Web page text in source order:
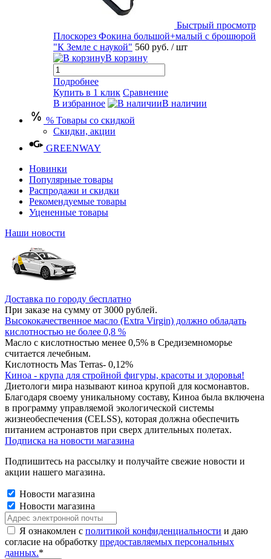
Быстрый просмотр
Плоскорез Фокина большой+малый с брошюрой
"К Земле с наукой" 560 руб. / шт
В корзину
Подробнее
Купить в 1 клик Сравнение
В избранное
В наличии
% Товары со скидкой
Скидки, акции
GREENWAY
Новинки
Популярные товары
Распродажи и скидки
Рекомендуемые товары
Уцененные товары
Наши новости
Доставка по городу бесплатно
При заказе на сумму от 3000 рублей.
Высококачественное масло (Extra Virgin) должно обладать
кислотностью не более 0,8 %
Масло с кислотностью менее 0,5% в Средиземноморье
считается лечебным.
Кислотность Mas Terras- 0,12%
Киноа - крупа для стройной фигуры, красоты и здоровья!
Диетологи мира называют киноа крупой для космонавтов.
Благодаря своему уникальному составу, Киноа была включена
в программу управляемой экологической системы
жизнеобеспечения (CELSS), которая должна обеспечить
питанием астронавтов при сверх длительных полетах.
Подписка на новости магазина
Подпишитесь на рассылку и получайте свежие новости и
акции нашего магазина.
Новости магазина
Новости магазина
Я ознакомлен с политикой конфиденциальности и даю
согласие на обработку предоставляемых персональных
данных.*